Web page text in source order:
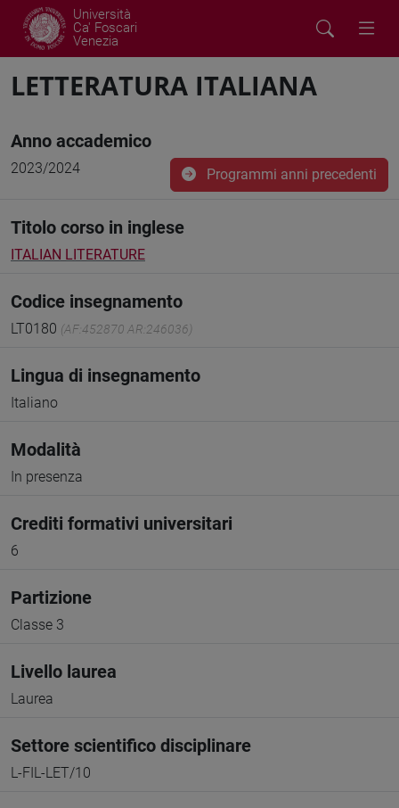
Università
Ca' Foscari
Venezia
LETTERATURA ITALIANA
Anno accademico
2023/2024 Programmi anni precedenti
Titolo corso in inglese
ITALIAN LITERATURE
Codice insegnamento
LT0180 (AF:452870 AR:246036)
Lingua di insegnamento
Italiano
Modalità
In presenza
Crediti formativi universitari
6
Partizione
Classe 3
Livello laurea
Laurea
Settore scientifico disciplinare
L-FIL-LET/10